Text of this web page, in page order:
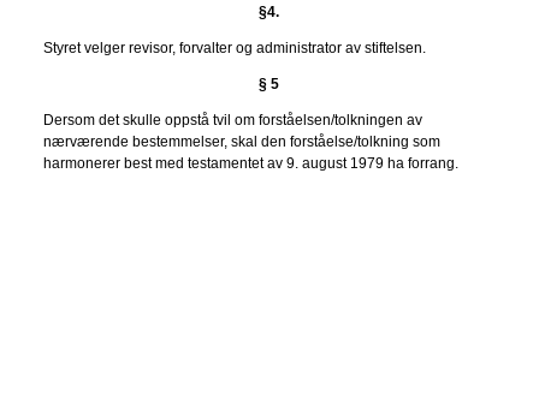
§4.
Styret velger revisor, forvalter og administrator av stiftelsen.
§ 5
Dersom det skulle oppstå tvil om forståelsen/tolkningen av
nærværende bestemmelser, skal den forståelse/tolkning som
harmonerer best med testamentet av 9. august 1979 ha forrang.